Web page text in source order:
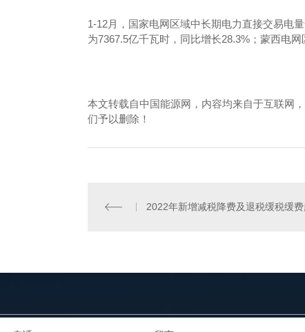
1-12月，国家电网区域中长期电力直接交易电
为7367.5亿千瓦时，同比增长28.3%；蒙西电
本文转载自中国能源网，内容均来自于互联网
们予以删除！